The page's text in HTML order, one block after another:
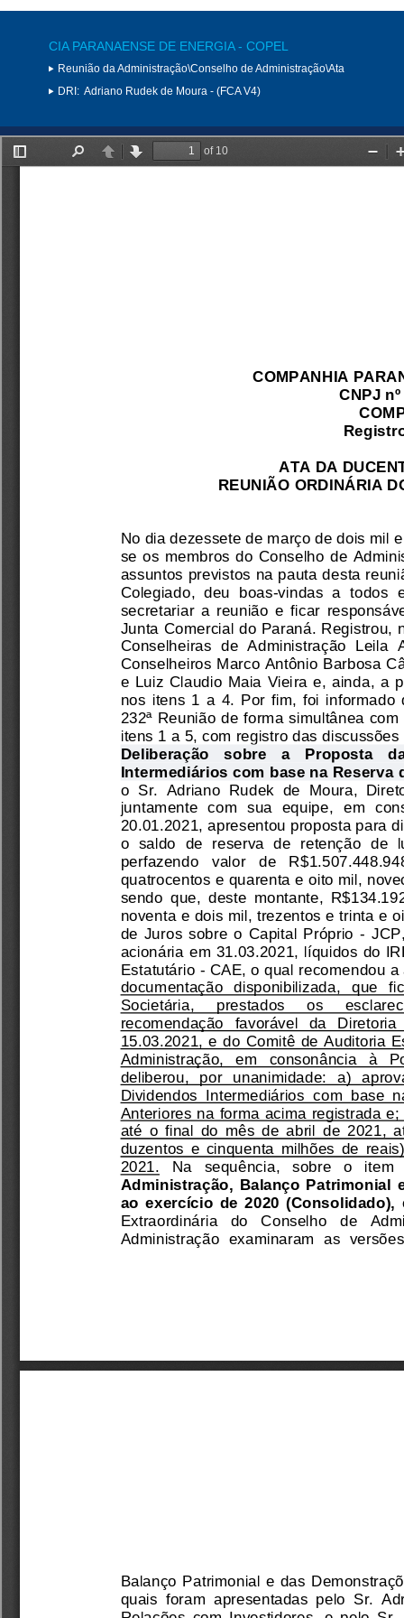
CIA PARANAENSE DE ENERGIA - COPEL
Reunião da Administração\Conselho de Administração\Ata
DRI: Adriano Rudek de Moura - (FCA V4)